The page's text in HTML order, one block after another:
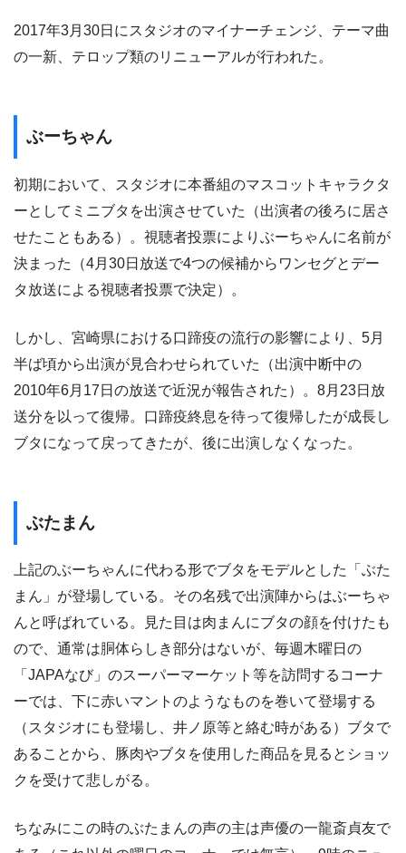
2017年3月30日にスタジオのマイナーチェンジ、テーマ曲
の一新、テロップ類のリニューアルが行われた。
ぶーちゃん
初期において、スタジオに本番組のマスコットキャラクタ
ーとしてミニブタを出演させていた（出演者の後ろに居さ
せたこともある）。視聴者投票によりぶーちゃんに名前が
決まった（4月30日放送で4つの候補からワンセグとデー
タ放送による視聴者投票で決定）。
しかし、宮崎県における口蹄疫の流行の影響により、5月
半ば頃から出演が見合わせられていた（出演中断中の
2010年6月17日の放送で近況が報告された）。8月23日放
送分を以って復帰。口蹄疫終息を待って復帰したが成長し
ブタになって戻ってきたが、後に出演しなくなった。
ぶたまん
上記のぶーちゃんに代わる形でブタをモデルとした「ぶた
まん」が登場している。その名残で出演陣からはぶーちゃ
んと呼ばれている。見た目は肉まんにブタの顔を付けたも
ので、通常は胴体らしき部分はないが、毎週木曜日の
「JAPAなび」のスーパーマーケット等を訪問するコーナ
ーでは、下に赤いマントのようなものを巻いて登場する
（スタジオにも登場し、井ノ原等と絡む時がある）ブタで
あることから、豚肉やブタを使用した商品を見るとショッ
クを受けて悲しがる。
ちなみにこの時のぶたまんの声の主は声優の一龍斎貞友で